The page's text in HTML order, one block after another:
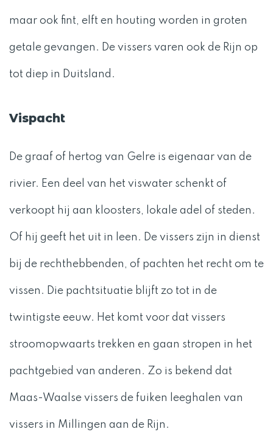
maar ook fint, elft en houting worden in groten
getale gevangen. De vissers varen ook de Rijn op
tot diep in Duitsland.
Vispacht
De graaf of hertog van Gelre is eigenaar van de
rivier. Een deel van het viswater schenkt of
verkoopt hij aan kloosters, lokale adel of steden.
Of hij geeft het uit in leen. De vissers zijn in dienst
bij de rechthebbenden, of pachten het recht om te
vissen. Die pachtsituatie blijft zo tot in de
twintigste eeuw. Het komt voor dat vissers
stroomopwaarts trekken en gaan stropen in het
pachtgebied van anderen. Zo is bekend dat
Maas-Waalse vissers de fuiken leeghalen van
vissers in Millingen aan de Rijn.